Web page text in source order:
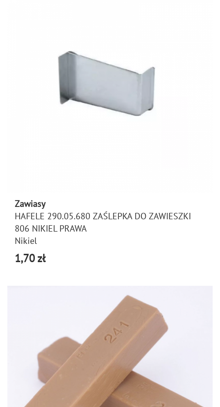
Zawiasy
HAFELE 290.05.680 ZAŚLEPKA DO ZAWIESZKI
806 NIKIEL PRAWA
Nikiel
1,70 zł